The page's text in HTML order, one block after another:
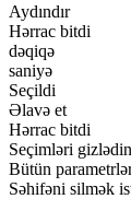
Aydındır
Hərrac bitdi
dəqiqə
saniyə
Seçildi
Əlavə et
Hərrac bitdi
Seçimləri gizlədin
Bütün
Səhifəni silmək